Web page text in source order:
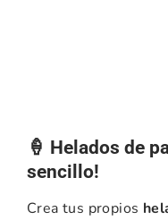
🍦 Helados de
sencillo!
Crea tus propios